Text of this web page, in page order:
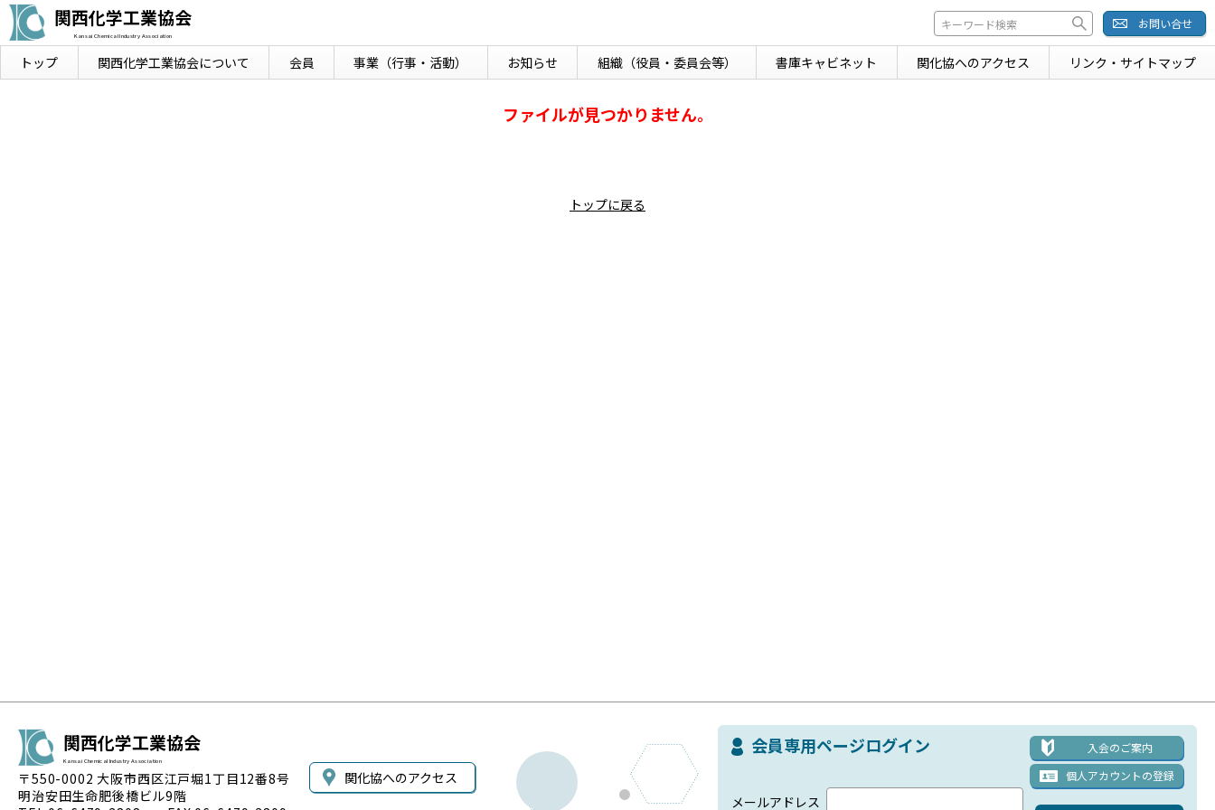
関西化学工業協会
Kansai Chemical Industry Association
トップ 関西化学工業協会について 会員 事業 （行事・活動） お知らせ 組織（役員・委員会等） 書庫キャビネット 関化協へのアクセス リンク・ サイトマップ
お問い合せ
ファイルが見つかりません。
トップに戻る
関西化学工業協会
Kansai Chemical Industry Association
〒550-0002 大阪市西区江戸堀1丁目12番8号
明治安田生命肥後橋ビル9階
関化協へのアクセス
会員専用ページログイン
入会のご案内
個人アカウントの登録
メールアドレス